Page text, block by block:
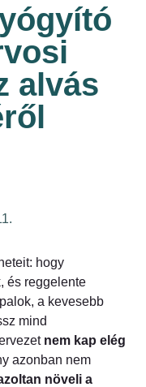
alvás
hogy
és reggelente
a kevesebb
mind
nem kap elég
azonban nem
növeli a